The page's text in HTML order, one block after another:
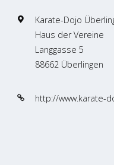
Karate-Dojo
Haus der Vereine
Langgasse 5
88662 Überlingen
http://www.karate-